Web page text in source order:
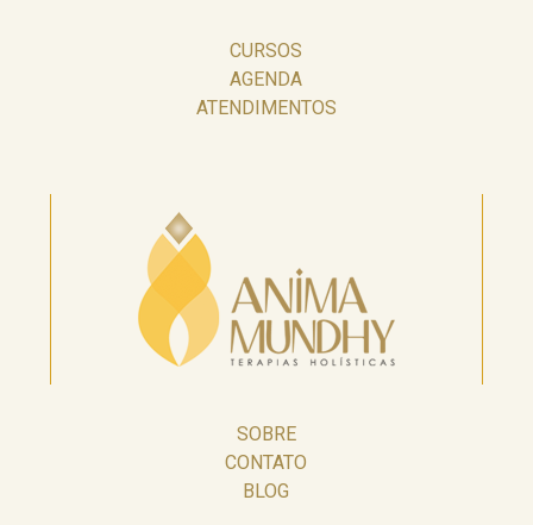
CURSOS
AGENDA
ATENDIMENTOS
SOBRE
CONTATO
BLOG